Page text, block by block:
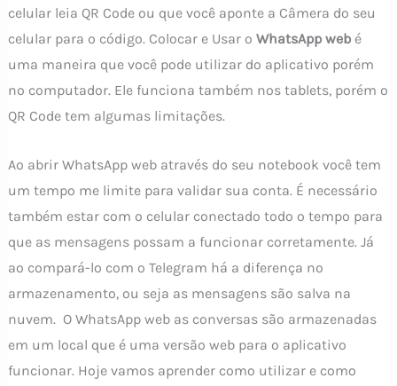
celular leia QR Code ou que você aponte a Câmera do seu
celular para o código. Colocar e Usar o WhatsApp web é
uma maneira que você pode utilizar do aplicativo porém
no computador. Ele funciona também nos tablets, porém o
QR Code tem algumas limitações.
Ao abrir WhatsApp web através do seu notebook você tem
um tempo me limite para validar sua conta. É necessário
também estar com o celular conectado todo o tempo para
que as mensagens possam a funcionar corretamente. Já
ao compará-lo com o Telegram há a diferença no
armazenamento, ou seja as mensagens são salva na
nuvem. O WhatsApp web as conversas são armazenadas
em um local que é uma versão web para o aplicativo
funcionar. Hoje vamos aprender como utilizar e como